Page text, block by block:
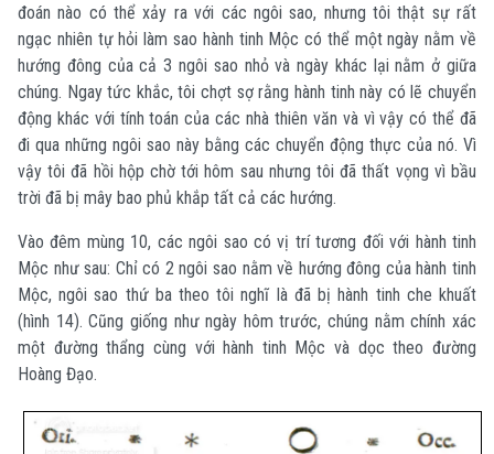
đoán nào có thể xảy ra với các ngôi sao, nhưng tôi thật sự rất
ngạc nhiên tự hỏi làm sao hành tinh Mộc có thể một ngày nằm về
hướng đông của cả 3 ngôi sao nhỏ và ngày khác lại nằm ở giữa
chúng. Ngay tức khắc, tôi chợt sợ rằng hành tinh này có lẽ chuyển
động khác với tính toán của các nhà thiên văn và vì vậy có thể đã
đi qua những ngôi sao này bằng các chuyển động thực của nó. Vì
vậy tôi đã hồi hộp chờ tới hôm sau nhưng tôi đã thất vọng vì bầu
trời đã bị mây bao phủ khắp tất cả các hướng.
Vào đêm mùng 10, các ngôi sao có vị trí tương đối với hành tinh
Mộc như sau: Chỉ có 2 ngôi sao nằm về hướng đông của hành tinh
Mộc, ngôi sao thứ ba theo tôi nghĩ là đã bị hành tinh che khuất
(hình 14). Cũng giống như ngày hôm trước, chúng nằm chính xác
một đường thẩng cùng với hành tinh Mộc và dọc theo đường
Hoàng Đạo.